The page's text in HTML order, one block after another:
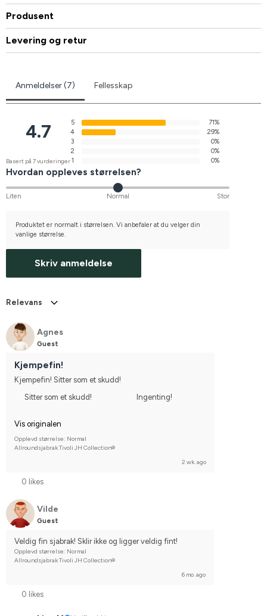
Produsent
Levering og retur
Anmeldelser (7) Fellesskap
4.7
Basert på 7 vurderinger
5
71%
4
29%
3
0%
2
0%
1
0%
Hvordan oppleves størrelsen?
Liten Normal Stor
Produktet er normalt i størrelsen. Vi anbefaler at du velger din
vanlige størrelse.
Skriv anmeldelse
Relevans
Agnes
Guest
Kjempefin!
Kjempefin! Sitter som et skudd!
Sitter som et skudd!
Ingenting!
Vis originalen
Opplevd størrelse: Normal
Allroundsjabrak Tivoli JH Collection®
2 wk. ago
0 likes
Vilde
Guest
Veldig fin sjabrak! Sklir ikke og ligger veldig fint!
Opplevd størrelse: Normal
Allroundsjabrak Tivoli JH Collection®
6 mo. ago
0 likes